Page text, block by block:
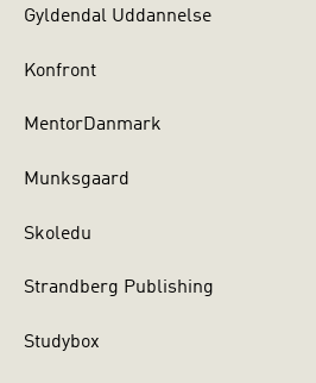
Gyldendal Uddannelse
Konfront
MentorDanmark
Munksgaard
Skoledu
Strandberg Publishing
Studybox